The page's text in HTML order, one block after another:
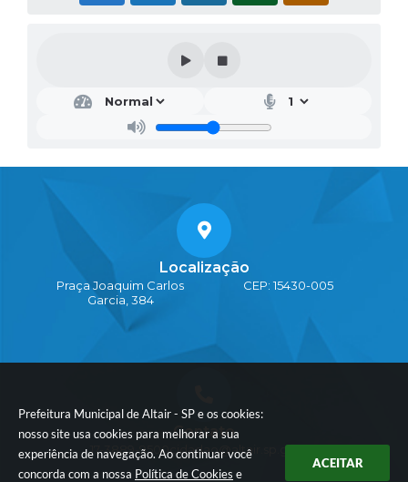
Prefeitura Municipal de Altair - SP e os cookies:
nosso site usa cookies para melhorar a sua
experiência de navegação. Ao continuar você
concorda com a nossa Política de Cookies e
ACEITAR
Localização
Praça Joaquim Carlos
Garcia, 384
CEP: 15430-005
Contato
17-3889-9500cidadao@altair.sp.gov.br